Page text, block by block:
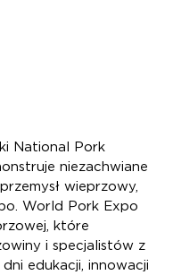
National Pork
niezachwiane
wieprzowy,
World Pork Expo
które
i specjalistów z
edukacji, innowacji